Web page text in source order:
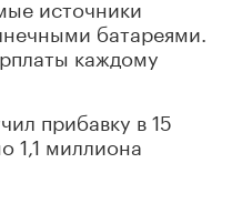
источники
батареями.
каждому
прибавку в 15
1,1 миллиона